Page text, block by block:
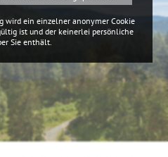
wird ein einzelner anonymer Cookie
ist und der keinerlei persönliche
Sie enthält.